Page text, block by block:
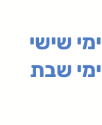
ימי שישי
ימי שבת 09:30-19:15 (בהזמנה מראש)